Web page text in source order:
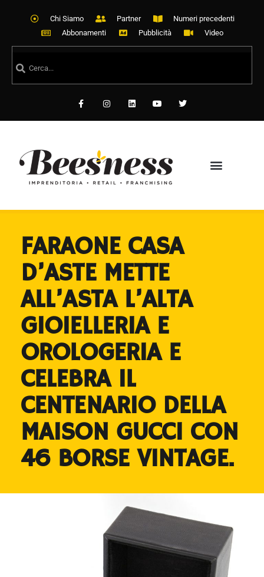
Chi Siamo Partner
Numeri precedenti
Abbonamenti
Pubblicità Video
FARAONE CASA
D’ASTE METTE
ALL’ASTA L’ALTA
GIOIELLERIA E
OROLOGERIA E
CELEBRA IL
CENTENARIO DELLA
MAISON GUCCI CON
46 BORSE VINTAGE.